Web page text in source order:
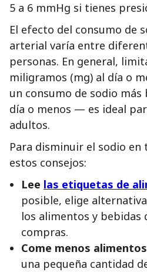
5 a 6 mmHg si tienes
El efecto del consumo de
arterial varía entre
personas. En general,
miligramos (mg) al día o
un consumo de sodio
día o menos — es ideal
adultos.
Para disminuir el sodio en
estos consejos:
Lee las etiquetas de
posible, elige
los alimentos y bebidas
compras.
Come menos
una pequeña cantidad